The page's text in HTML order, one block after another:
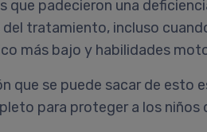
que padecieron una
del tratamiento, incluso
más bajo y habilidades
que se puede sacar de esto
para proteger a los